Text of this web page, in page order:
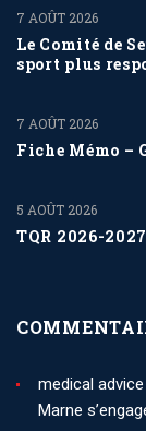
Le Comité de
sport plus
7 AOÛT 2026
Fiche Mémo –
7 AOÛT 2026
TQR 2026-2027
5 AOÛT 2026
medical
Marne